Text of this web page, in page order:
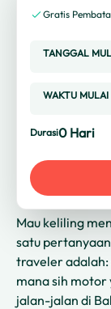
Gratis
TANGGAL
WAKTU MULAI
Durasi0 Hari
Mau keliling
satu
traveler adalah:
mana sih motor
jalan-jalan di